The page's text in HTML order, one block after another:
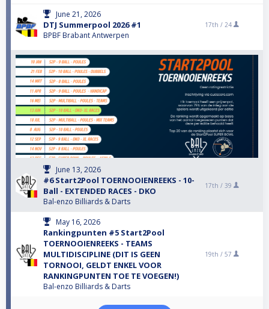
June 21, 2026
DTJ Summerpool 2026 #1
BPBF Brabant Antwerpen
17th / 24
June 13, 2026
#6 Start2Pool TOERNOOIENREEKS - 10-
Ball - EXTENDED RACES - DKO
Bal-enzo Billiards & Darts
17th / 39
May 16, 2026
Rankingpunten #5 Start2Pool
TOERNOOIENREEKS - TEAMS
MULTIDISCIPLINE (DIT IS GEEN
TORNOOI, GELDT ENKEL VOOR
RANKINGPUNTEN TOE TE VOEGEN!)
Bal-enzo Billiards & Darts
19th / 57